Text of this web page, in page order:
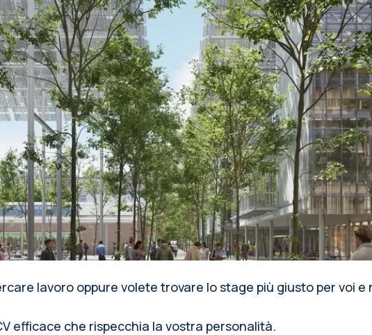
lavoro oppure volete trovare lo stage più giusto per voi e
efficace che rispecchia la vostra personalità.